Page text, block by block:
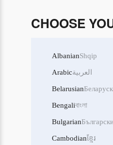
CHOOSE
AlbanianShqip
Arabicالعربية
Belarusian
Bengaliবাংলা
Bulgarian
Cambodianខ្មែរ